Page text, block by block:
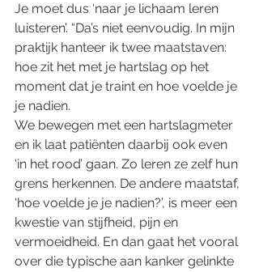
Je moet dus ‘naar je lichaam leren
luisteren’. “Da’s niet eenvoudig. In mijn
praktijk hanteer ik twee maatstaven:
hoe zit het met je hartslag op het
moment dat je traint en hoe voelde je
je nadien.
We bewegen met een hartslagmeter
en ik laat patiënten daarbij ook even
‘in het rood’ gaan. Zo leren ze zelf hun
grens herkennen. De andere maatstaf,
‘hoe voelde je je nadien?’, is meer een
kwestie van stijfheid, pijn en
vermoeidheid. En dan gaat het vooral
over die typische aan kanker gelinkte